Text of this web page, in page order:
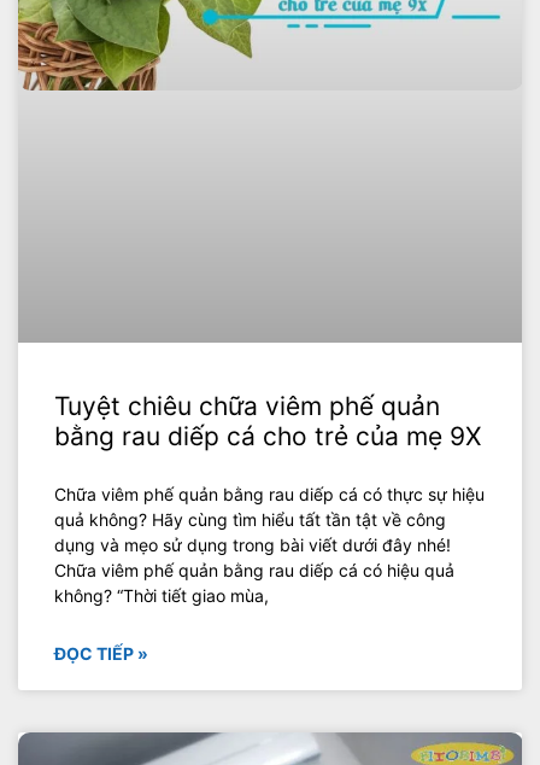
Tuyệt chiêu chữa viêm phế quản
bằng rau diếp cá cho trẻ của mẹ 9X
Chữa viêm phế quản bằng rau diếp cá có thực sự hiệu
quả không? Hãy cùng tìm hiểu tất tần tật về công
dụng và mẹo sử dụng trong bài viết dưới đây nhé!
Chữa viêm phế quản bằng rau diếp cá có hiệu quả
không? “Thời tiết giao mùa,
ĐỌC TIẾP »